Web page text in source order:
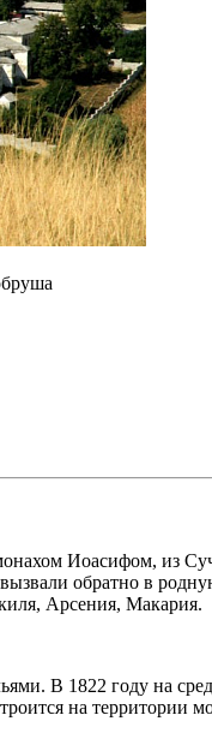
Иоасифом, из
обратно в
Арсения, Макария.
В 1822 году на
на территории